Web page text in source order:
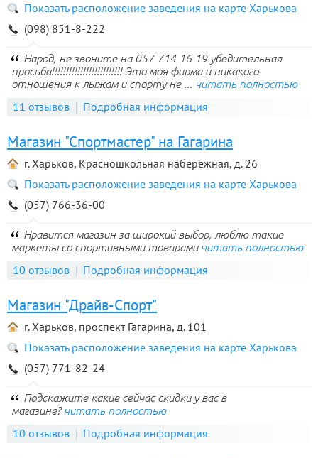
Показать расположение заведения на карте Харькова
(098) 851-8-222
Народ, не звоните на 057 714 16 19 убедительная
просьба!!!!!!!!!!!!!!!!!!!!!!!!! Это моя фирма и никакого
отношения к лыжам и спорту не ... читать полностью
11 отзывов Подробная информация
Магазин "Спортмастер" на Гагарина
г. Харьков, Красношкольная набережная, д. 26
Показать расположение заведения на карте Харькова
(057) 766-36-00
Нравится магазин за широкий выбор, люблю такие
маркеты со спортивными товарами читать полностью
10 отзывов Подробная информация
Магазин "Драйв-Спорт"
г. Харьков, проспект Гагарина, д. 101
Показать расположение заведения на карте Харькова
(057) 771-82-24
Подскажите какие сейчас скидки у вас в
магазине? читать полностью
10 отзывов Подробная информация